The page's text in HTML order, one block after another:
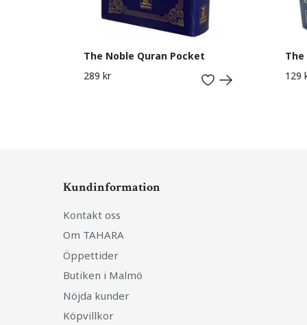
The Noble Quran Pocket
289 kr
129
Kundinformation
Kontakt oss
Om TAHARA
Öppettider
Butiken i Malmö
Nöjda kunder
Köpvillkor